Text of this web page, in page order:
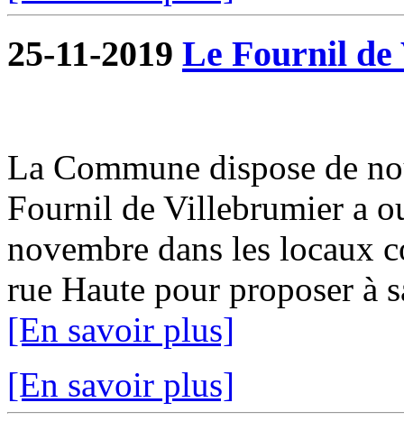
25-11-2019 Le Fournil de
La Commune dispose de
Fournil de Villebrumier a
novembre dans les locaux
rue Haute pour proposer à
[En savoir plus]
[En savoir plus]